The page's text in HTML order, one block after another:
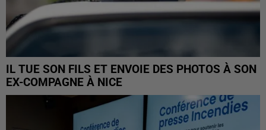
IL TUE SON FILS ET ENVOIE DES PHOTOS À SON
EX-COMPAGNE À NICE